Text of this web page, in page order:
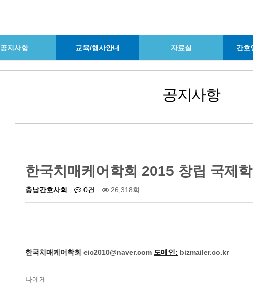
공지사항 교육/행사안내 자료실 간호
공지사항
한국치매케어학회 2015 창립 국제
충남간호사회 0건 26,318회
한국치매케어학회 eic2010@naver.com 도메인: bizmailer.co.kr
나에게